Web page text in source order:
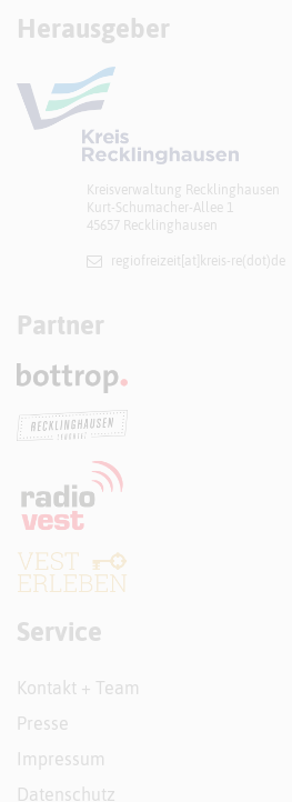
Herausgeber
Kreisverwaltung Recklinghausen
Kurt-Schumacher-Allee 1
45657 Recklinghausen
regiofreizeit[at]​kreis-re(dot)de
Partner
Service
Kontakt + Team
Presse
Impressum
Datenschutz